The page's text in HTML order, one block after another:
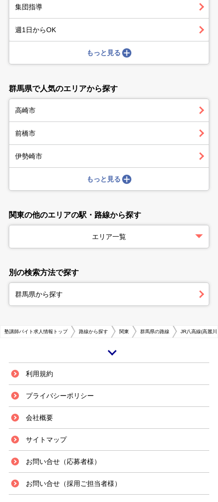
集団指導
週1日からOK
もっと見る
群馬県で人気のエリアから探す
高崎市
前橋市
伊勢崎市
もっと見る
関東の他のエリアの駅・路線から探す
エリア一覧
別の検索方法で探す
群馬県から探す
塾講師バイト求人情報トップ 路線から探す 関東 群馬県の路線 JR八高線(高麗川
高崎駅は群馬県高崎市にある駅で、JR東日本の在来線各線と新幹線、上信
橋市よりも、人口規模と金融・商業活動の面で新幹線を核とした交通網の関
係で発達してきた街です。上越・北陸新幹線が停車する街なので、新幹線を
使えば東京圏への通勤通学ができるという利便性も兼ね揃えています。 高
崎駅周辺には、自宅から新幹線で東京都内の名門国立大学や私立大学に通う
学生が多数いることと、明治期に創立し100年の歴史を誇り、かつ歴代総理
大臣を2名排出してきた県立高崎高等学校がある街であるが故に、教育に掛
す。これらの進学塾や予備校では、教室で生徒の学習意欲に対応し熱意と能
力を発揮してくれる塾講師を募集しています。群馬県には、医学部と教育学
部を擁する国立群馬大学や私立大学もあり、若き教育者の卵と言われる人材
利用規約
プライバシーポリシー
会社概要
サイトマップ
お問い合せ（応募者様）
お問い合せ（採用ご担当者様）